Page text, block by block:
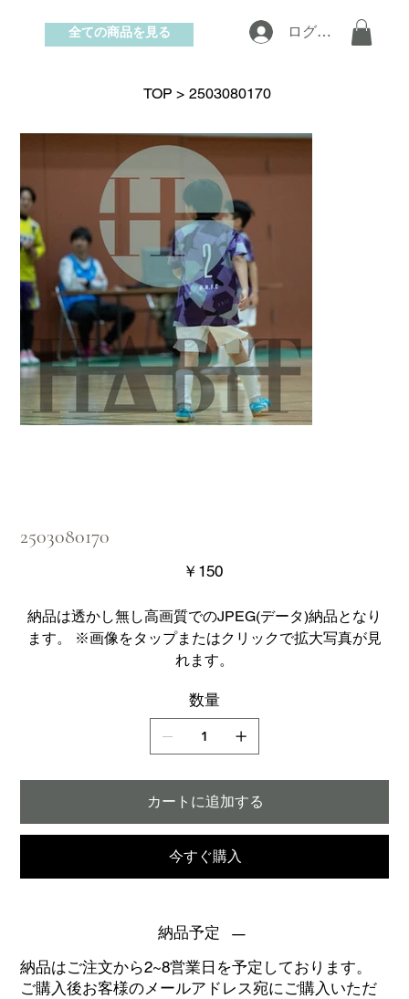
お問い合わせ
ログイン
全ての商品を見る
TOP > 2503080170
2503080170
価
格
￥150
納品は透かし無し高画質でのJPEG(データ)納品となり
ます。 ※画像をタップまたはクリックで拡大写真が見
れます。
数量
カートに追加する
今すぐ購入
納品予定
納品はご注文から2~8営業日を予定しております。
ご購入後お客様のメールアドレス宛にご購入いただ